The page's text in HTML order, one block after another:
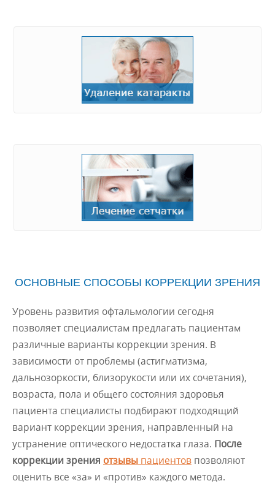
ОСНОВНЫЕ СПОСОБЫ КОРРЕКЦИИ ЗРЕНИЯ
Уровень развития офтальмологии сегодня
позволяет специалистам предлагать пациентам
различные варианты коррекции зрения. В
зависимости от проблемы (астигматизма,
дальнозоркости, близорукости или их сочетания),
возраста, пола и общего состояния здоровья
пациента специалисты подбирают подходящий
вариант коррекции зрения, направленный на
устранение оптического недостатка глаза. После
коррекции зрения отзывы пациентов позволяют
оценить все «за» и «против» каждого метода.